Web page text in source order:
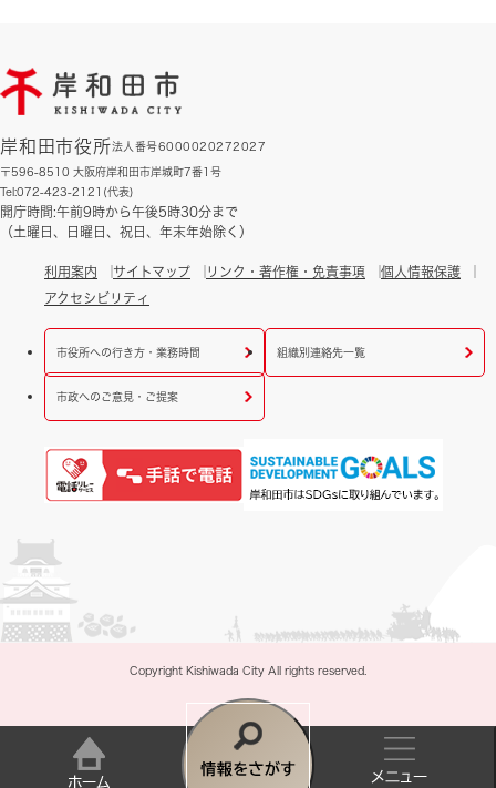
情
岸和田市役所法人番号6000020272027
〒596-8510 大阪府岸和田市岸城町7番1号
Tel:072-423-2121(代表)
開庁時間:午前9時から午後5時30分まで
（土曜日、日曜日、祝日、年末年始除く）
利用案内 サイトマップ リンク・著作権・免責事項
個人情報保護
アクセシビリティ
市役所への行き方・業務時間 組織別連絡先一覧
市政へのご意見・ご提案
Copyright Kishiwada City All rights reserved.